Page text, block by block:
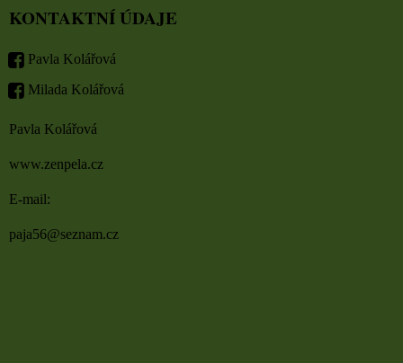
KONTAKTNÍ ÚDAJE
Pavla Kolářová
Milada Kolářová
Pavla Kolářová
www.zenpela.cz
E-mail:
paja56@seznam.cz